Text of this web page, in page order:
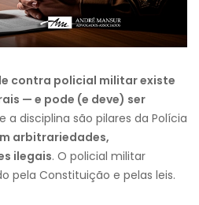
contra policial militar existe
— e pode (e deve) ser
a disciplina são pilares da Polícia
arbitrariedades,
ilegais. O policial militar
pela Constituição e pelas leis.